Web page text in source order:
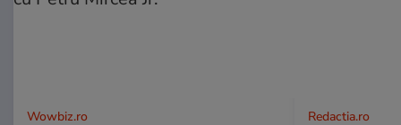
Wowbiz.ro Redactia.ro